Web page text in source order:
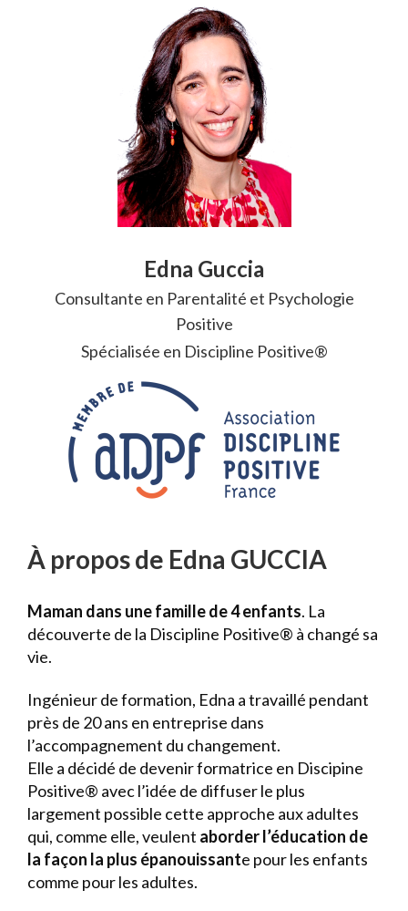
Edna Guccia
Consultante en Parentalité et Psychologie
Positive
Spécialisée en Discipline Positive®
À propos de Edna GUCCIA
Maman dans une famille de 4 enfants. La
découverte de la Discipline Positive® à changé sa
vie.
Ingénieur de formation, Edna a travaillé pendant
près de 20 ans en entreprise dans
l’accompagnement du changement.
Elle a décidé de devenir formatrice en Discipine
Positive® avec l’idée de diffuser le plus
largement possible cette approche aux adultes
qui, comme elle, veulent aborder l’éducation de
la façon la plus épanouissante pour les enfants
comme pour les adultes.